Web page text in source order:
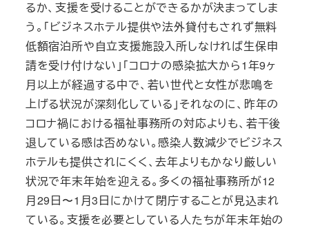
るか、支援を受けることができるかが決まってしま
う。「ビジネスホテル提供や法外貸付もされず無料
低額宿泊所や自立支援施設入所しなければ生保申
請を受け付けない」「コロナの感染拡大から1年9ヶ
月以上が経過する中で、若い世代と女性が悲鳴を
上げる状況が深刻化している」それなのに、昨年の
コロナ禍における福祉事務所の対応よりも、若干後
退している感は否めない。感染人数減少でビジネス
ホテルも提供されにくく、去年よりもかなり厳しい
状況で年末年始を迎える。多くの福祉事務所が12
月29日〜1月3日にかけて閉庁することが見込まれ
ている。支援を必要としている人たちが年末年始の